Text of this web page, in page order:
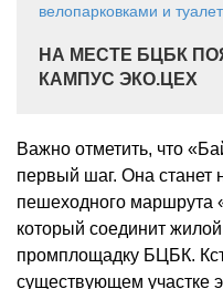
НА МЕСТЕ БЦБК
КАМПУС ЭКО.ЦЕХ
Важно отметить, что
первый шаг. Она станет
пешеходного маршрута
который соединит
промплощадку БЦБК.
существующем участке